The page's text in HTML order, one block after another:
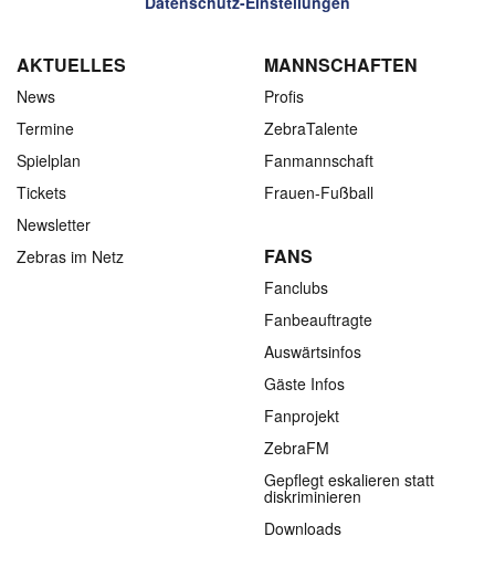
AKTUELLES
News
Termine
Spielplan
Tickets
Newsletter
Zebras im Netz
MANNSCHAFTEN
Profis
ZebraTalente
Fanmannschaft
Frauen-Fußball
FANS
Fanclubs
Fanbeauftragte
Auswärtsinfos
Gäste Infos
Fanprojekt
ZebraFM
Gepflegt eskalieren statt
diskriminieren
Downloads